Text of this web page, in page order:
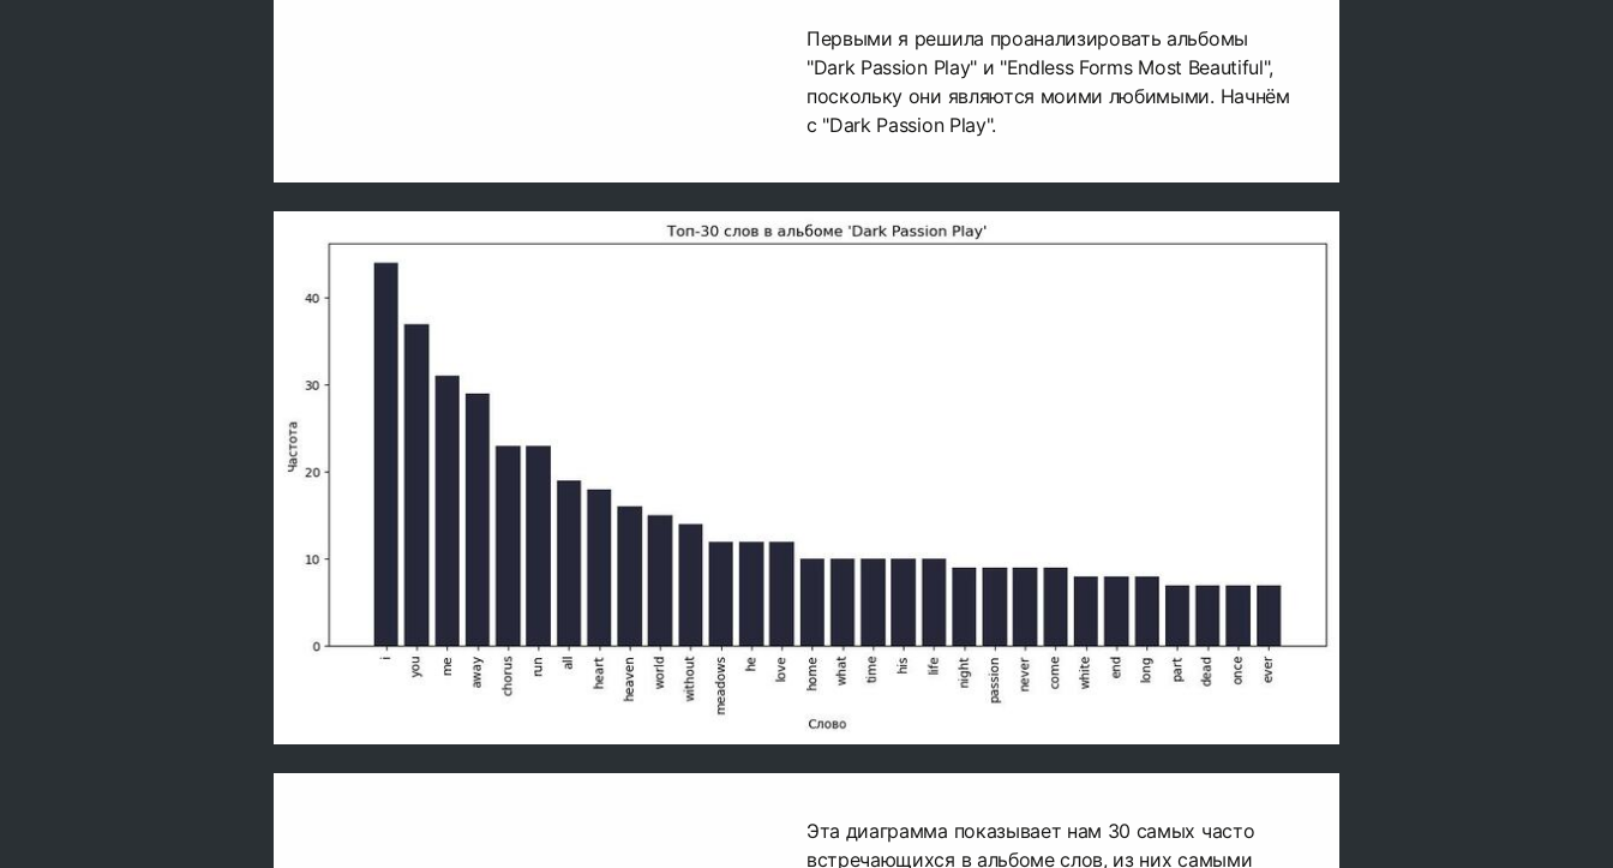
Первыми я решила проанализировать альбомы
"Dark Passion Play" и "Endless Forms Most Beautiful",
поскольку они являются моими любимыми. Начнём
с "Dark Passion Play".
Эта диаграмма показывает нам 30 самых часто
встречающихся в альбоме слов, из них самыми